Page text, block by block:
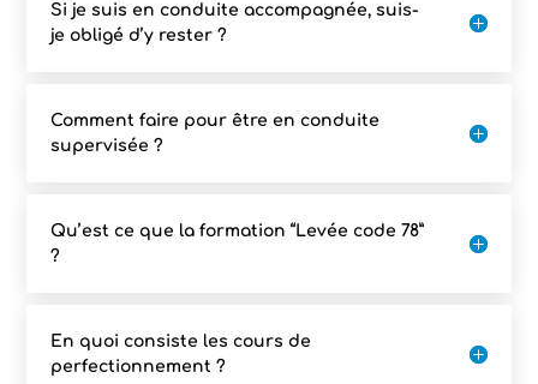
Si je suis en conduite accompagnée, suis-
je obligé d’y rester ?
Comment faire pour être en conduite
supervisée ?
Qu’est ce que la formation “Levée code 78”
?
En quoi consiste les cours de
perfectionnement ?